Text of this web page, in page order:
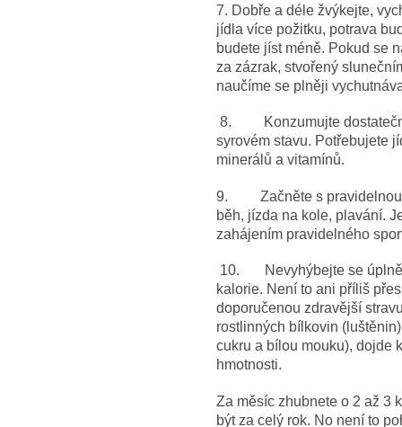
7. Dobře a déle žvýkejte,
jídla více požitku, potrava
budete jíst méně. Pokud se
za zázrak, stvořený
naučíme se plněji
8. Konzumujte
syrovém stavu. Potřebujete
minerálů a vitamínů.
9. Začněte s pravidelnou
běh, jízda na kole, plavání.
zahájením pravidelného
10. Nevyhýbejte se úplně
kalorie. Není to ani příliš
doporučenou zdravější
rostlinných bílkovin
cukru a bílou mouku), dojde
hmotnosti.
Za měsíc zhubnete o 2 až 3
být za celý rok. No není to